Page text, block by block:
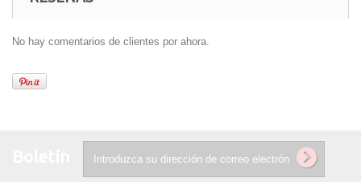
No hay comentarios de clientes por ahora.